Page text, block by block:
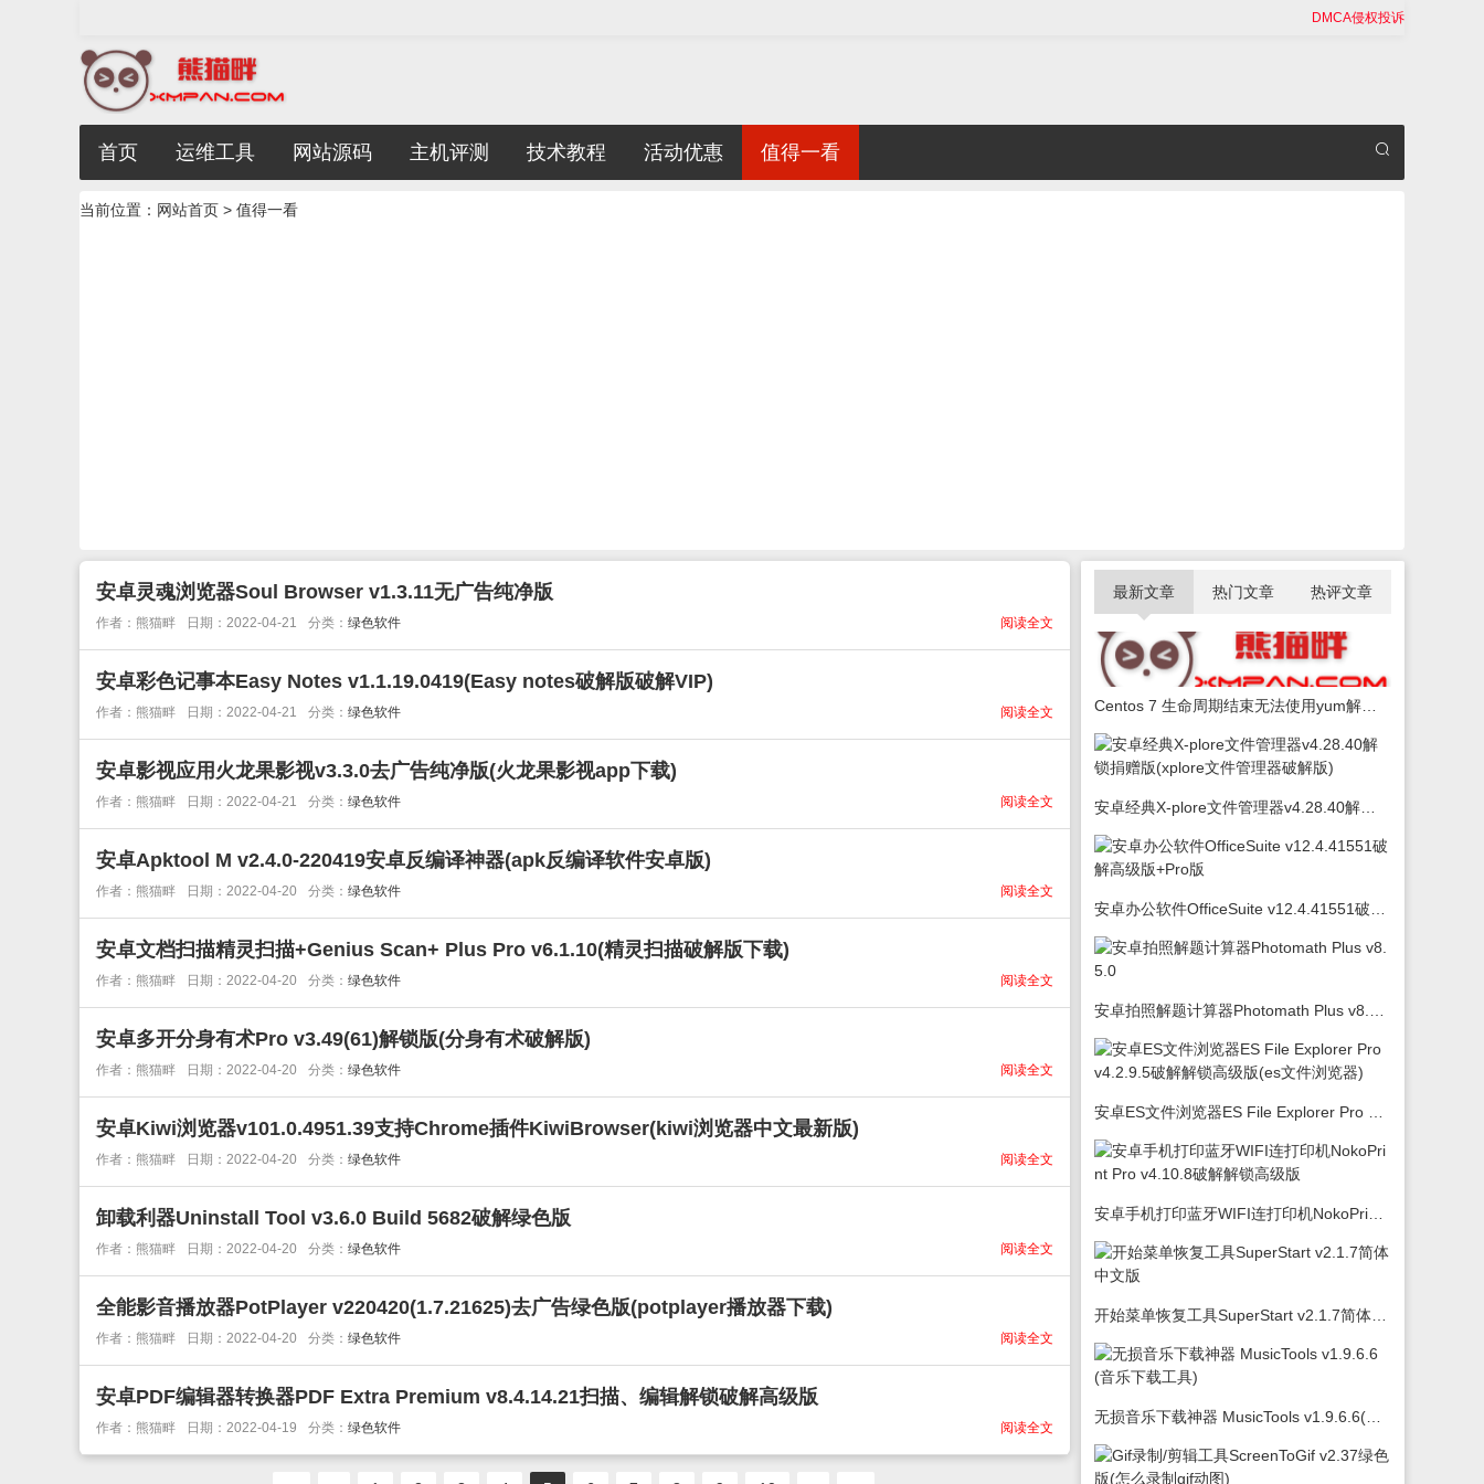
DMCA侵权投诉
首页 运维工具 网站源码 主机评测 技术教程 活动优惠 值得一看
当前位置： 网站首页 > 值得一看
安卓灵魂浏览器Soul Browser v1.3.11无广告纯净版
阅读全文
作者：熊猫畔 日期：2022-04-21 分类： 绿色软件
安卓彩色记事本Easy Notes v1.1.19.0419(Easy notes破解版破解VIP)
阅读全文
作者：熊猫畔 日期：2022-04-21 分类： 绿色软件
安卓影视应用火龙果影视v3.3.0去广告纯净版(火龙果影视app下载)
阅读全文
作者：熊猫畔 日期：2022-04-21 分类： 绿色软件
安卓Apktool M v2.4.0-220419安卓反编译神器(apk反编译软件安卓版)
阅读全文
作者：熊猫畔 日期：2022-04-20 分类： 绿色软件
安卓文档扫描精灵扫描+Genius Scan+ Plus Pro v6.1.10(精灵扫描破解版下载)
阅读全文
作者：熊猫畔 日期：2022-04-20 分类： 绿色软件
安卓多开分身有术Pro v3.49(61)解锁版(分身有术破解版)
阅读全文
作者：熊猫畔 日期：2022-04-20 分类： 绿色软件
安卓Kiwi浏览器v101.0.4951.39支持Chrome插件KiwiBrowser(kiwi浏览器中文最新版)
阅读全文
作者：熊猫畔 日期：2022-04-20 分类： 绿色软件
卸载利器Uninstall Tool v3.6.0 Build 5682破解绿色版
阅读全文
作者：熊猫畔 日期：2022-04-20 分类： 绿色软件
全能影音播放器PotPlayer v220420(1.7.21625)去广告绿色版(potplayer播放器下载)
阅读全文
作者：熊猫畔 日期：2022-04-20 分类： 绿色软件
安卓PDF编辑器转换器PDF Extra Premium v8.4.14.21扫描、编辑解锁破解高级版
阅读全文
作者：熊猫畔 日期：2022-04-19 分类： 绿色软件
最新文章 热门文章 热评文章